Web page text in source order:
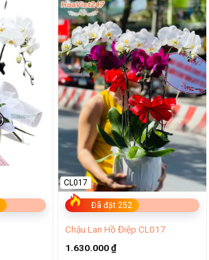
Đã đặt 252
CL017
Chậu Lan Hồ Điệp CL017
1.630.000₫